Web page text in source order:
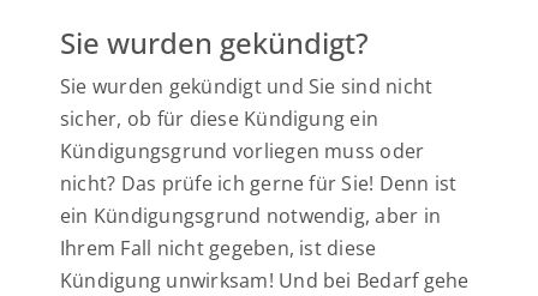
Sie wurden gekündigt?
Sie wurden gekündigt und Sie sind nicht
sicher, ob für diese Kündigung ein
Kündigungsgrund vorliegen muss oder
nicht? Das prüfe ich gerne für Sie! Denn ist
ein Kündigungsgrund notwendig, aber in
Ihrem Fall nicht gegeben, ist diese
Kündigung unwirksam! Und bei Bedarf gehe